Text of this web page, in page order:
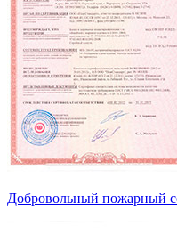
Добровольный пожарный